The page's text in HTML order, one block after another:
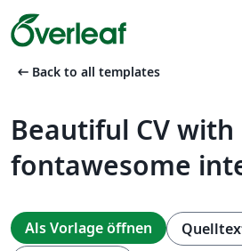
arrow_left_alt Back to all templates
Beautiful CV with
fontawesome
Als Vorlage öffnen